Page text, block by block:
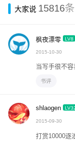
大家说 15816条
枫夜漂零 LV8
2015-10-30
当写手很不
书评
shlaogen
2015-09-30
打赏10000逐